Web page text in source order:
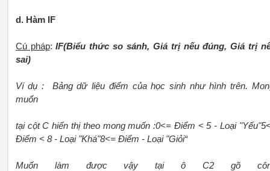
d. Hàm IF
Cú pháp: IF(Biểu thức so sánh, Giá trị nếu đúng, Giá trị
sai)
Ví dụ : Bảng dữ liệu điểm của học sinh như hình trên.
muốn
tại cột C hiển thị theo mong muốn :0<= Điểm < 5 - Loại
Điểm < 8 - Loại "Khá"8<= Điểm - Loại "Giỏi“
Muốn làm được vậy tại ô C2 gõ